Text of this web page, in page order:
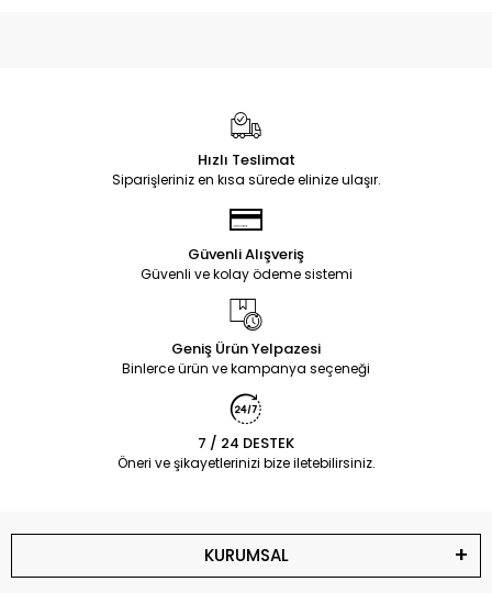
Hızlı Teslimat
Siparişleriniz en kısa sürede elinize ulaşır.
Güvenli Alışveriş
Güvenli ve kolay ödeme sistemi
Geniş Ürün Yelpazesi
Binlerce ürün ve kampanya seçeneği
7 / 24 DESTEK
Öneri ve şikayetlerinizi bize iletebilirsiniz.
KURUMSAL